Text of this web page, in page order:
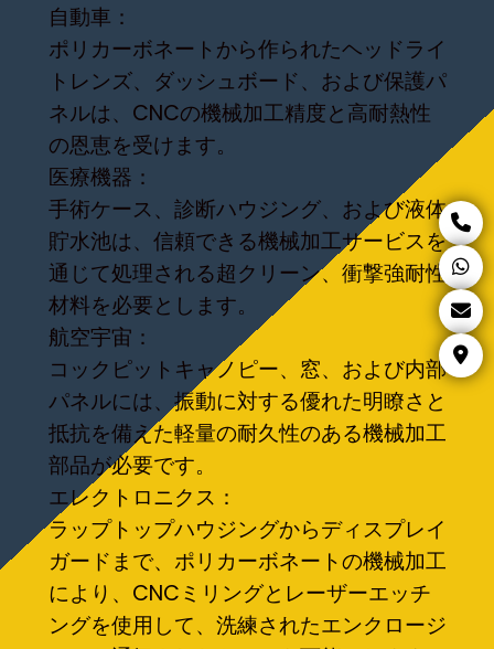
自動車：
ポリカーボネートから作られたヘッドライ
トレンズ、ダッシュボード、および保護パ
ネルは、CNCの機械加工精度と高耐熱性
の恩恵を受けます。
医療機器：
手術ケース、診断ハウジング、および液体
貯水池は、信頼できる機械加工サービスを
通じて処理される超クリーン、衝撃強耐性
材料を必要とします。
航空宇宙：
コックピットキャノピー、窓、および内部
パネルには、振動に対する優れた明瞭さと
抵抗を備えた軽量の耐久性のある機械加工
部品が必要です。
エレクトロニクス：
ラップトップハウジングからディスプレイ
ガードまで、ポリカーボネートの機械加工
により、CNCミリングとレーザーエッチ
ングを使用して、洗練されたエンクロージ